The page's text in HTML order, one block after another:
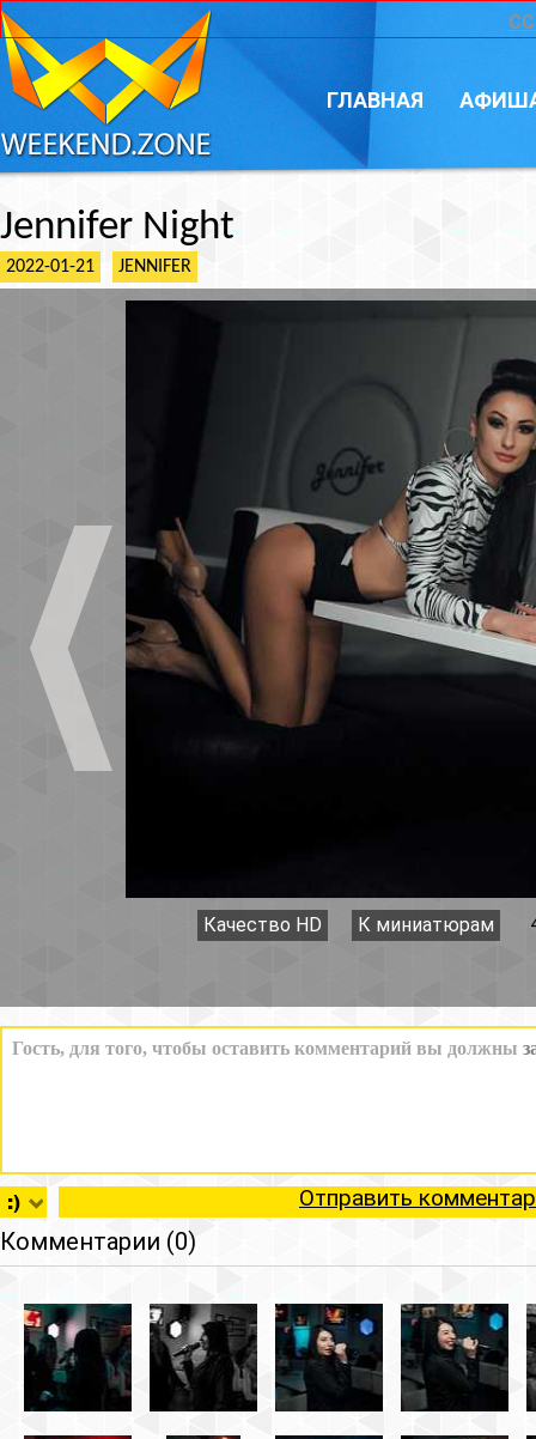
ГЛАВНАЯ
Jennifer Night
2022-01-21 JENNIFER
Качество HD К миниатюрам
Отправить
Комментарии (0)